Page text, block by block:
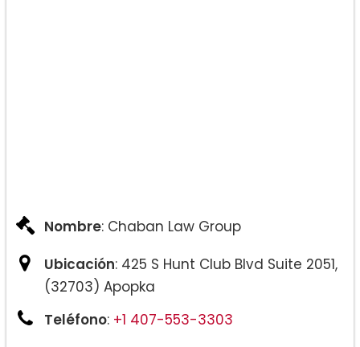
Nombre: Chaban Law Group
Ubicación: 425 S Hunt Club Blvd Suite 2051,
(32703) Apopka
Teléfono: +1 407-553-3303